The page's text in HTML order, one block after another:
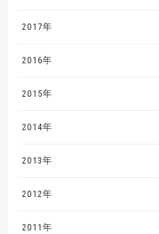
2017年
2016年
2015年
2014年
2013年
2012年
2011年